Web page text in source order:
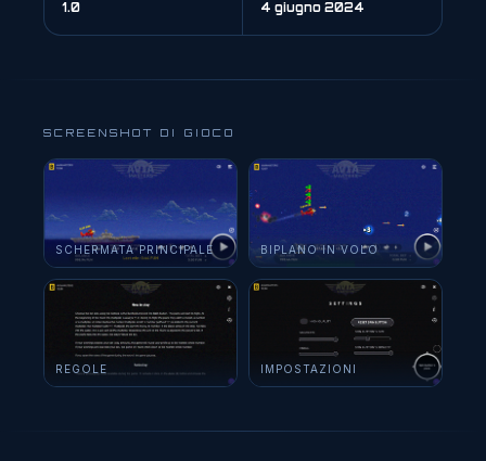
1.0 4 giugno 2024
SCREENSHOT DI GIOCO
SCHERMATA PRINCIPALE BIPLANO IN VOLO
REGOLE IMPOSTAZIONI